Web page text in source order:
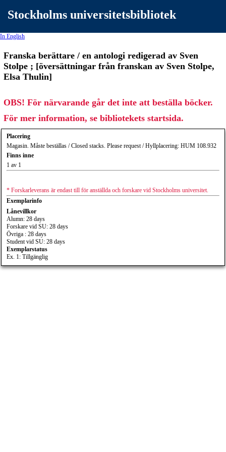
Stockholms universitetsbibliotek
In English
Franska berättare / en antologi redigerad av Sven
Stolpe ; [översättningar från franskan av Sven Stolpe,
Elsa Thulin]
OBS! För närvarande går det inte att beställa böcker.
För mer information, se bibliotekets startsida.
Placering
Magasin. Måste beställas / Closed stacks. Please request / Hyllplacering: HUM 108.932
Finns inne
1 av 1
* Forskarleverans är endast till för anställda och forskare vid Stockholms universitet.
Exemplarinfo
Lånevillkor
Alumn: 28 days
Forskare vid SU: 28 days
Övriga : 28 days
Student vid SU: 28 days
Exemplarstatus
Ex. 1: Tillgänglig